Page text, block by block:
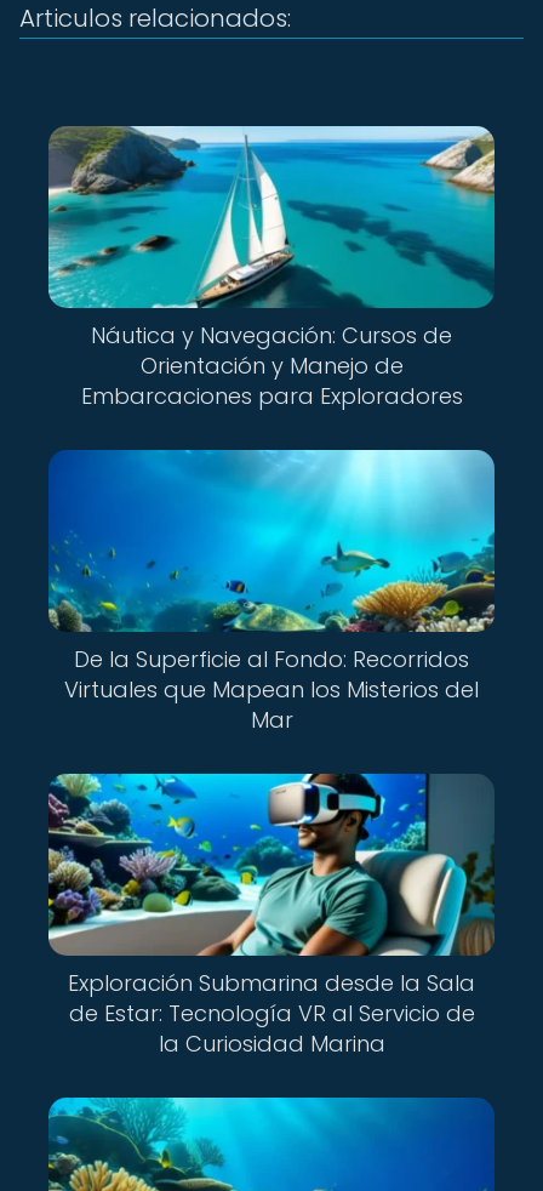
Articulos relacionados:
Náutica y Navegación: Cursos de
Orientación y Manejo de
Embarcaciones para Exploradores
De la Superficie al Fondo: Recorridos
Virtuales que Mapean los Misterios del
Mar
Exploración Submarina desde la Sala
de Estar: Tecnología VR al Servicio de
la Curiosidad Marina